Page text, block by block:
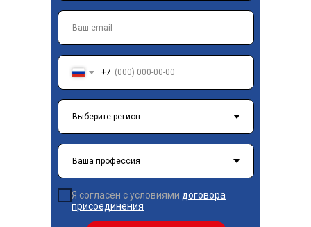
+7
Я согласен с условиями договора
присоединения